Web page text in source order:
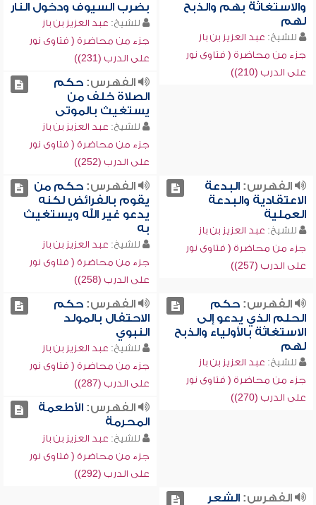
والاستغاثة بهم والذبح
لهم
للشيخ: عبد العزيز بن باز
جزء من محاضرة ( فتاوى نور
على الدرب (210))
بضرب السيوف ودخول النار
للشيخ: عبد العزيز بن باز
جزء من محاضرة ( فتاوى نور
على الدرب (231))
الفهرس:حكم
الصلاة خلف من
يستغيث بالموتى
للشيخ: عبد العزيز بن باز
جزء من محاضرة ( فتاوى نور
على الدرب (252))
الفهرس:البدعة
الاعتقادية والبدعة
العملية
للشيخ: عبد العزيز بن باز
جزء من محاضرة ( فتاوى نور
على الدرب (257))
الفهرس:حكم من
يقوم بالفرائض لكنه
يدعو غير الله ويستغيث
به
للشيخ: عبد العزيز بن باز
جزء من محاضرة ( فتاوى نور
على الدرب (258))
الفهرس:حكم
الحلم الذي يدعو إلى
الاستغاثة بالأولياء والذبح
لهم
للشيخ: عبد العزيز بن باز
جزء من محاضرة ( فتاوى نور
على الدرب (270))
الفهرس:حكم
الاحتفال بالمولد
النبوي
للشيخ: عبد العزيز بن باز
جزء من محاضرة ( فتاوى نور
على الدرب (287))
الفهرس:الأطعمة
المحرمة
للشيخ: عبد العزيز بن باز
جزء من محاضرة ( فتاوى نور
على الدرب (292))
الفهرس:الشعر